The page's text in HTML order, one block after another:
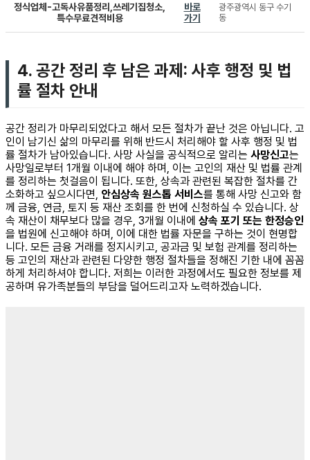
정식업체-고독사유품정리,쓰레기집청소,
특수무료견적비용
바로
가기
광주광역시 동구 수기
동
4. 공간 정리 후 남은 과제: 사후 행정 및 법
률 절차 안내
공간 정리가 마무리되었다고 해서 모든 절차가 끝난 것은 아닙니다. 고
인이 남기신 삶의 마무리를 위해 반드시 처리해야 할 사후 행정 및 법
률 절차가 남아있습니다. 사망 사실을 공식적으로 알리는 사망신고는
사망일로부터 1개월 이내에 해야 하며, 이는 고인의 재산 및 법률 관계
를 정리하는 첫걸음이 됩니다. 또한, 상속과 관련된 복잡한 절차를 간
소화하고 싶으시다면, 안심상속 원스톱 서비스를 통해 사망 신고와 함
께 금융, 연금, 토지 등 재산 조회를 한 번에 신청하실 수 있습니다. 상
속 재산이 채무보다 많을 경우, 3개월 이내에 상속 포기 또는 한정승인
을 법원에 신고해야 하며, 이에 대한 법률 자문을 구하는 것이 현명합
니다. 모든 금융 거래를 정지시키고, 공과금 및 보험 관계를 정리하는
등 고인의 재산과 관련된 다양한 행정 절차들을 정해진 기한 내에 꼼꼼
하게 처리하셔야 합니다. 저희는 이러한 과정에서도 필요한 정보를 제
공하며 유가족분들의 부담을 덜어드리고자 노력하겠습니다.